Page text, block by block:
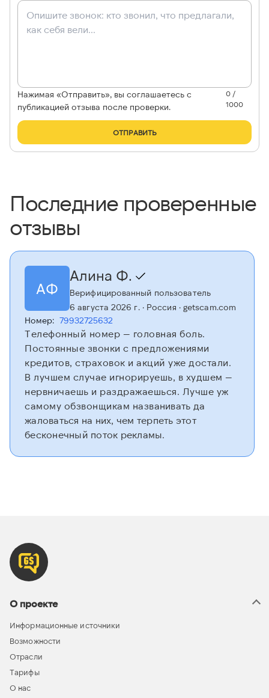
Нажимая «Отправить», вы соглашаетесь с
публикацией отзыва после проверки.
0 /
1000
ОТПРАВИТЬ
Последние проверенные
отзывы
АФ
Алина Ф.
Верифицированный пользователь
6 августа 2026 г.· Россия · getscam.com
Номер: 79932725632
Телефонный номер — головная боль.
Постоянные звонки с предложениями
кредитов, страховок и акций уже достали.
В лучшем случае игнорируешь, в худшем —
нервничаешь и раздражаешься. Лучше уж
самому обзвонщикам названивать да
жаловаться на них, чем терпеть этот
бесконечный поток рекламы.
О проекте
Информационные источники
Возможности
Отрасли
Тарифы
О нас